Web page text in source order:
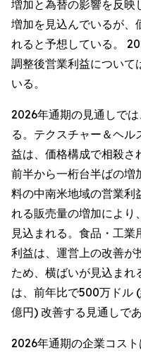
増加と為替の影響を反映
増加を見込んでいるが、
れると予想している。
調整後営業利益について
いる。
2026年通期の見通しで
る。テクスチャー＆ヘ
益は、価格構成で相殺さ
前半から一桁台半ばの増
料の中南米地域の営業利
れる販売量の増加により
見込まれる。食品・工
利益は、運営上の改善が
ため、横ばいが見込まれ
は、前年比で500万ドル
億円) 改善する見通しであ
2026年通期の企業コス